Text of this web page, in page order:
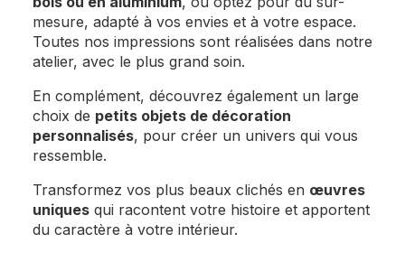
mesure, adapté à vos envies et à votre espace.
Toutes nos impressions sont réalisées dans notre
atelier, avec le plus grand soin.
En complément, découvrez également un large
choix de petits objets de décoration
personnalisés, pour créer un univers qui vous
ressemble.
Transformez vos plus beaux clichés en œuvres
uniques qui racontent votre histoire et apportent
du caractère à votre intérieur.